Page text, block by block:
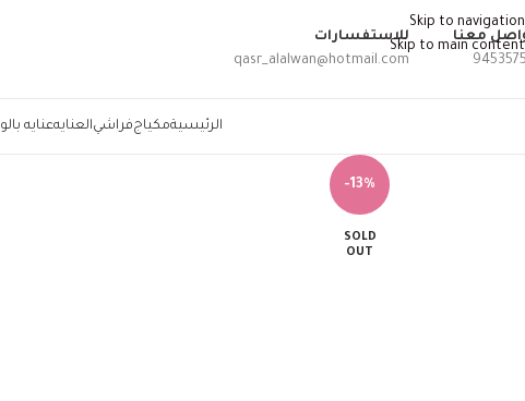
Skip to navigation
Skip to main content
معنا
للاستفسارات
qasr_alalwan@hotmail.com
الرئيسيةمكياجفراشيالعنايهعنايه
-13%
SOLD
OUT